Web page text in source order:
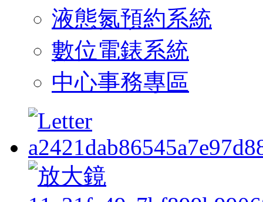
液態氮預約系統
數位電錶系統
中心事務專區